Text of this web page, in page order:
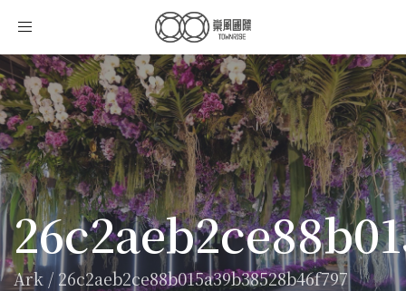
Toggle
Ark / 26c2aeb2ce88b015a39b38528b46f797